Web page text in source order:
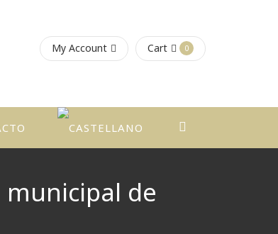
Cart 0
My Account
municipal de